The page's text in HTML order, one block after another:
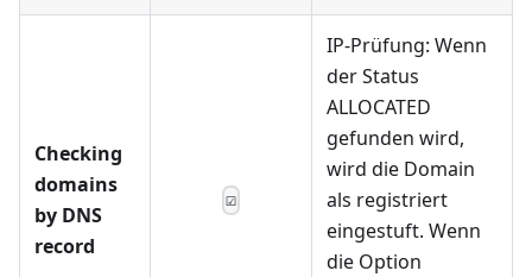
Checking
domains
by DNS
record
☑
IP-Prüfung: Wenn
der Status
ALLOCATED
gefunden wird,
wird die Domain
als registriert
eingestuft. Wenn
die Option